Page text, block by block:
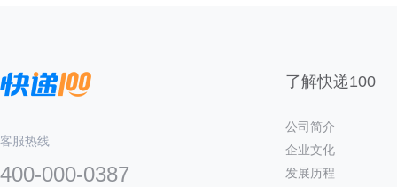
客服热线
400-000-0387
了解快递100
公司简介
企业文化
发展历程